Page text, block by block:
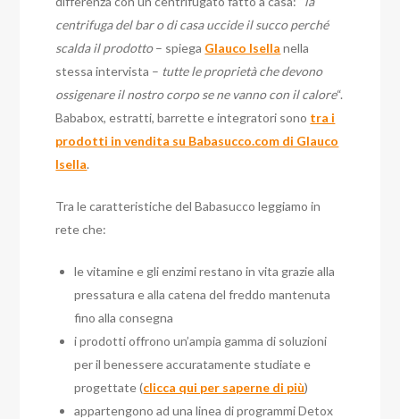
centrifuga del bar o di casa uccide il succo perché
scalda il prodotto– spiega Glauco Isella nella
stessa intervista – tutte le proprietà che devono
ossigenare il nostro corpo se ne vanno con il calore“.
Bababox, estratti, barrette e integratori sono tra i
prodotti in vendita su Babasucco.com di Glauco
Isella.
Tra le caratteristiche del Babasucco leggiamo in
rete che:
le vitamine e gli enzimi restano in vita grazie alla
pressatura e alla catena del freddo mantenuta
fino alla consegna
i prodotti offrono un’ampia gamma di soluzioni
per il benessere accuratamente studiate e
progettate (clicca qui per saperne di più)
appartengono ad una linea di programmi Detox